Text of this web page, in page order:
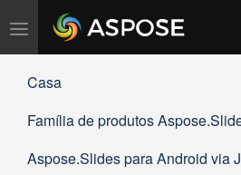
Alternar
navegação
Casa
Família de produtos
Aspose.Slides para Android via